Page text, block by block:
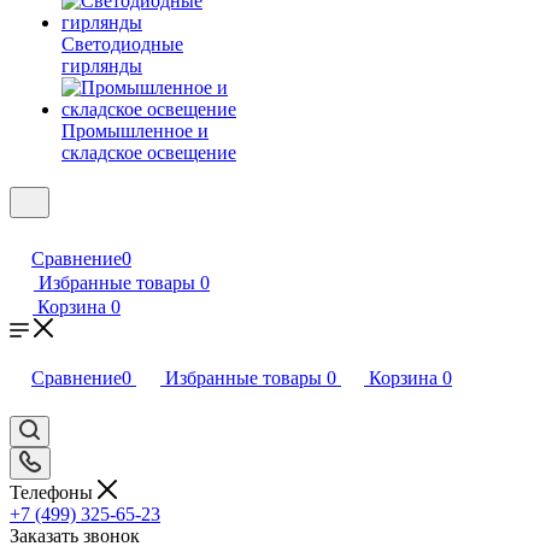
Светодиодные
гирлянды
Промышленное и
складское освещение
Сравнение0
Избранные товары 0
Корзина 0
Сравнение0 Избранные товары 0 Корзина 0
Телефоны
+7 (499) 325-65-23
Заказать звонок